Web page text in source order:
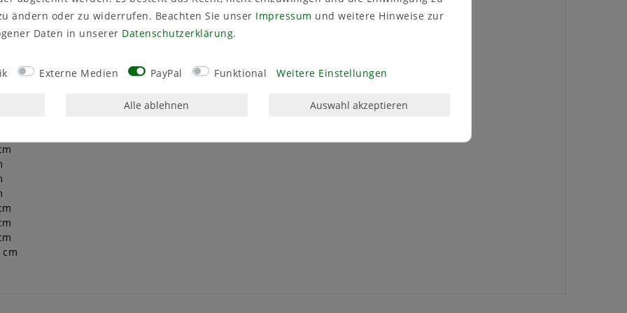
cm
ändern oder zu widerrufen. Beachten Sie unser Impressum und weitere Hinweise zur
Daten in unserer Daten­schutz­erklärung.
Externe Medien PayPal Funktional Weitere Einstellungen
Alle ablehnen Auswahl akzeptieren